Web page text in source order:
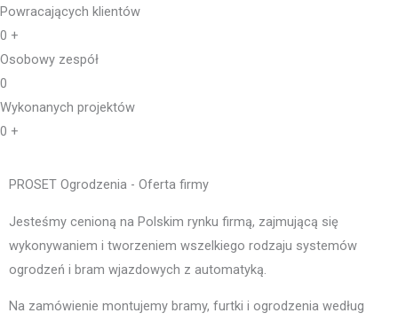
Powracających klientów
0 +
Osobowy zespół
0
Wykonanych projektów
0 +
PROSET Ogrodzenia - Oferta firmy
Jesteśmy cenioną na Polskim rynku firmą, zajmującą się
wykonywaniem i tworzeniem wszelkiego rodzaju systemów
ogrodzeń i bram wjazdowych z automatyką.
Na zamówienie montujemy bramy, furtki i ogrodzenia według